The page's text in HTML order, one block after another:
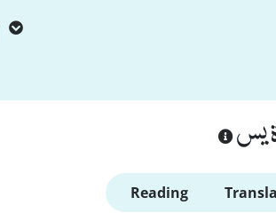
يس
Reading